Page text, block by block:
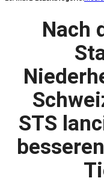
Nach
STS